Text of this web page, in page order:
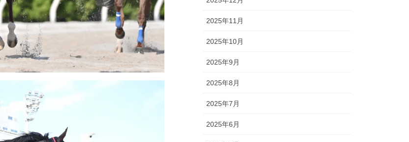
2025年11月
2025年10月
2025年9月
2025年8月
2025年7月
2025年6月